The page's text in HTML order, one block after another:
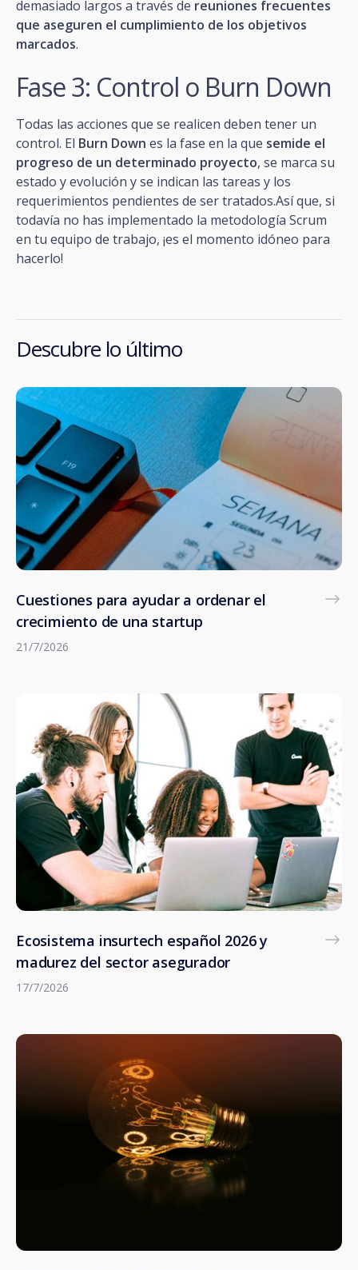
demasiado largos a través de reuniones frecuentes
que aseguren el cumplimiento de los objetivos
marcados.
Fase 3: Control o Burn Down
Todas las acciones que se realicen deben tener un
control. El Burn Down es la fase en la que semide el
progreso de un determinado proyecto, se marca su
estado y evolución y se indican las tareas y los
requerimientos pendientes de ser tratados.Así que, si
todavía no has implementado la metodología Scrum
en tu equipo de trabajo, ¡es el momento idóneo para
hacerlo!
Descubre lo último
Cuestiones para ayudar a ordenar el
crecimiento de una startup
21/7/2026
Ecosistema insurtech español 2026 y
madurez del sector asegurador
17/7/2026